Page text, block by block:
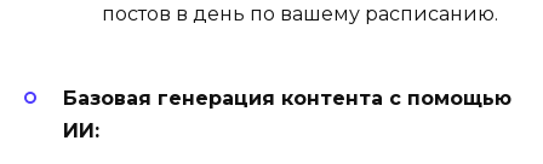
постов в день по вашему расписанию.
Базовая генерация контента с помощью
ИИ: